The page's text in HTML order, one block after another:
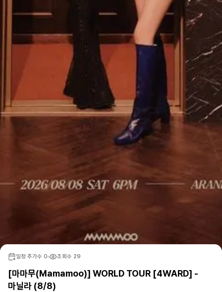
일정 추가수 0 조회수 29
[마마무(Mamamoo)] WORLD TOUR [4WARD] -
마닐라 (8/8)